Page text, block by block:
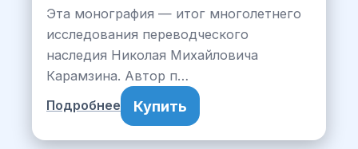
Эта монография — итог многолетнего
исследования переводческого
наследия Николая Михайловича
Карамзина. Автор п…
Подробнее Купить